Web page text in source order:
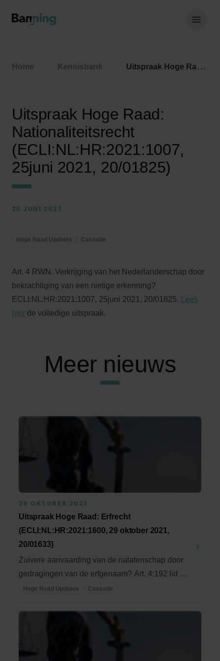
Home Kennisbank Uitspraak Hoge Raad: Nationaliteitsrecht (ECLI:NL:HR:2021:1007, 25juni 2021, 20/01825)
Uitspraak Hoge Raad:
Nationaliteitsrecht
(ECLI:NL:HR:2021:1007,
25juni 2021, 20/01825)
25 JUNI 2021
Hoge Raad Updates Cassatie
Art. 4 RWN. Verkrijging van het Nederlanderschap door
bekrachtiging van een nietige erkenning?
ECLI:NL:HR:2021:1007, 25juni 2021, 20/01825.
Lees
hier de volledige uitspraak.
Meer nieuws
29 OKTOBER 2021
Uitspraak Hoge Raad: Erfrecht
(ECLI:NL:HR:2021:1600, 29 oktober 2021,
20/01633)
Zuivere aanvaarding van de nalatenschap door
gedragingen van de erfgenaam? Art. 4:192 lid 1
(oud) ...
Hoge Raad Updates Cassatie